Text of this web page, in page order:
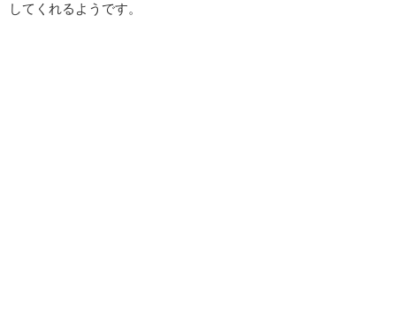
してくれるようです。